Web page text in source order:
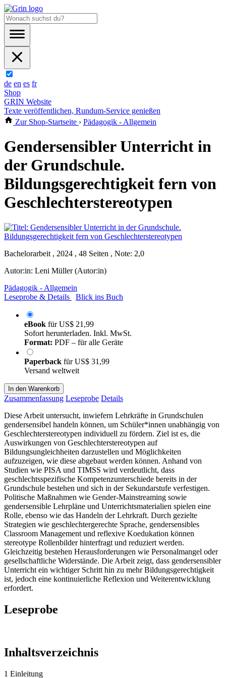
de en es fr
Shop
GRIN Website
Texte veröffentlichen, Rundum-Service genießen
Zur Shop-Startseite › Pädagogik - Allgemein
Gendersensibler Unterricht in
der Grundschule.
Bildungsgerechtigkeit fern von
Geschlechterstereotypen
Bachelorarbeit , 2024 , 48 Seiten , Note: 2,0
Autor:in: Leni Müller (Autor:in)
Pädagogik - Allgemein
Leseprobe & Details
Blick ins Buch
eBook fürUS$ 21,99
Sofort herunterladen. Inkl. MwSt.
Format: PDF – für alle Geräte
Paperback fürUS$ 31,99
Versand weltweit
In den Warenkorb
Zusammenfassung Leseprobe Details
Diese Arbeit untersucht, inwiefern Lehrkräfte in Grundschulen
gendersensibel handeln können, um Schüler*innen unabhängig von
Geschlechterstereotypen individuell zu fördern. Ziel ist es, die
Auswirkungen von Geschlechterstereotypen auf
Bildungsungleichheiten darzustellen und Möglichkeiten
aufzuzeigen, wie diese abgebaut werden können. Anhand von
Studien wie PISA und TIMSS wird verdeutlicht, dass
geschlechtsspezifische Kompetenzunterschiede bereits in der
Grundschule bestehen und sich in der Sekundarstufe verfestigen.
Politische Maßnahmen wie Gender-Mainstreaming sowie
gendersensible Lehrpläne und Unterrichtsmaterialien spielen eine
Rolle, ebenso wie das Handeln der Lehrkraft. Durch gezielte
Strategien wie geschlechtergerechte Sprache, gendersensibles
Classroom Management und reflexive Koedukation können
stereotype Rollenbilder hinterfragt und reduziert werden.
Gleichzeitig bestehen Herausforderungen wie Personalmangel oder
gesellschaftliche Widerstände. Die Arbeit zeigt, dass gendersensibler
Unterricht ein wichtiger Schritt hin zu mehr Bildungsgerechtigkeit
ist, jedoch eine kontinuierliche Reflexion und Weiterentwicklung
erfordert.
Leseprobe
Inhaltsverzeichnis
1 Einleitung